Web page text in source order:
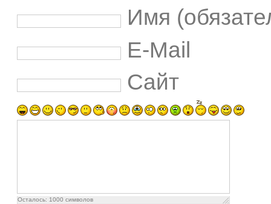
Имя
E-Mail
Сайт
Осталось: 1000 символов